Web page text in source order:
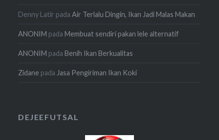
Denny Latir padaAir Terlalu Dingin, Ikan Jadi Malas Makan
ANONIM padaMembuat sendiri pakan lele alternatif
ANONIM padaBenih Ikan Berkualitas
Zidane pada Jasa Pengiriman Ikan Koki
DEJEEFUTSAL